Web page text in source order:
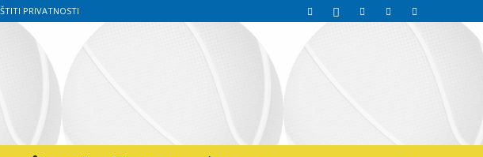
PRIVATNOSTI